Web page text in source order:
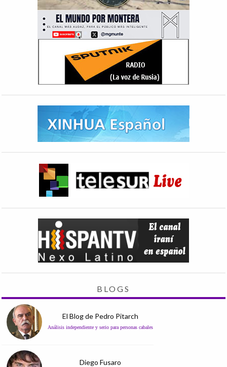
BLOGS
El Blog de Pedro Pitarch
Análisis independiente y serio para personas cabales
Diego Fusaro